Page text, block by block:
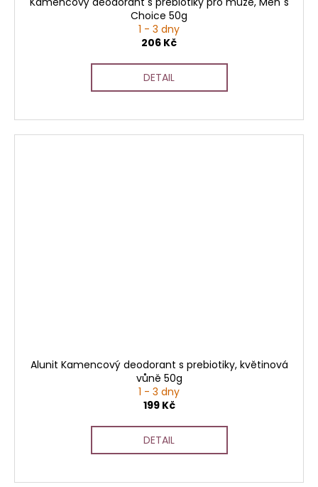
Choice 50g
1 - 3 dny
206 Kč
DETAIL
Alunit Kamencový deodorant s prebiotiky, květinová
vůně 50g
1 - 3 dny
199 Kč
DETAIL